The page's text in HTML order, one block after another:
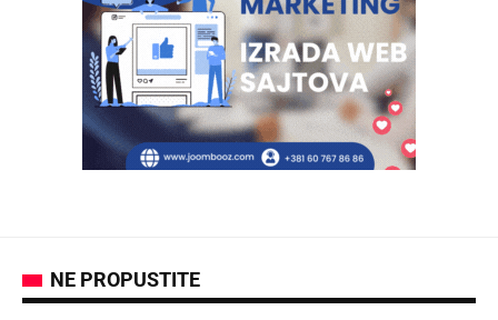
NE PROPUSTITE